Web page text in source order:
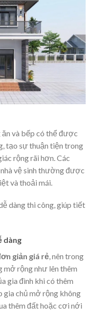
ăn và bếp có thể được
tạo sự thuận tiện trong
rộng rãi hơn. Các
vệ sinh thường được
và thoải mái.
dàng thi công, giúp tiết
dàng
giản giá rẻ, nên trong
mở rộng như lên thêm
gia đình khi có thêm
gia chủ mở rộng không
thêm đất hoặc cơi nới